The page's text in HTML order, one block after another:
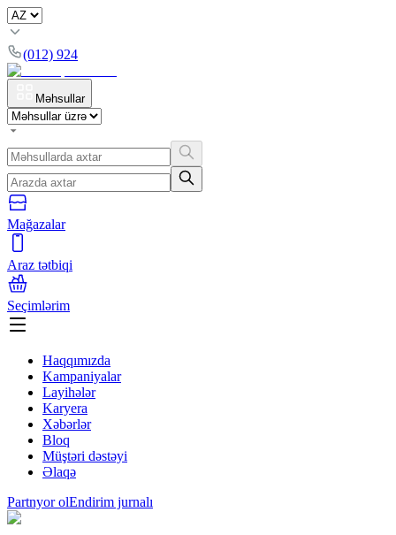
(012) 924
Məhsullar
Mağazalar
Araz tətbiqi
Seçimlərim
Haqqımızda
Kampaniyalar
Layihələr
Karyera
Xəbərlər
Bloq
Müştəri dəstəyi
Əlaqə
Partnyor olEndirim jurnalı